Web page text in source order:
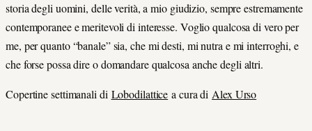
storia degli uomini, delle verità, a mio giudizio, sempre estremamente
contemporanee e meritevoli di interesse. Voglio qualcosa di vero per
me, per quanto “banale” sia, che mi desti, mi nutra e mi interroghi, e
che forse possa dire o domandare qualcosa anche degli altri.
Copertine settimanali di Lobodilattice a cura di Alex Urso